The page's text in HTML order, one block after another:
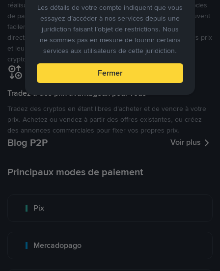
réalisation de trades en cryptomonnaies dans plus de 800 modes
de paiement et plus de 100 monnaies fiat. Les utilisateurs peuvent
facilement acheter, vendre et trader des cryptomonnaies
directement avec d’autres utilisateurs, tout en définissant leurs prix
et leurs modes de paiement préférés sur une Marketplace de
cryptomonnaies ouverte.
Tradez à des prix avantageux pour vous
Tradez des cryptos en étant libres d’acheter et de vendre à votre
prix. Achetez ou vendez à partir des offres existantes, ou créez
des annonces commerciales pour fixer vos propres prix.
Blog P2P Voir plus
Principaux modes de paiement
Pix
Mercadopago
Les détails de votre compte indiquent que vous
essayez d’accéder à nos services depuis une
juridiction faisant l’objet de restrictions. Nous
ne sommes pas en mesure de fournir certains
services aux utilisateurs de cette juridiction.
Fermer